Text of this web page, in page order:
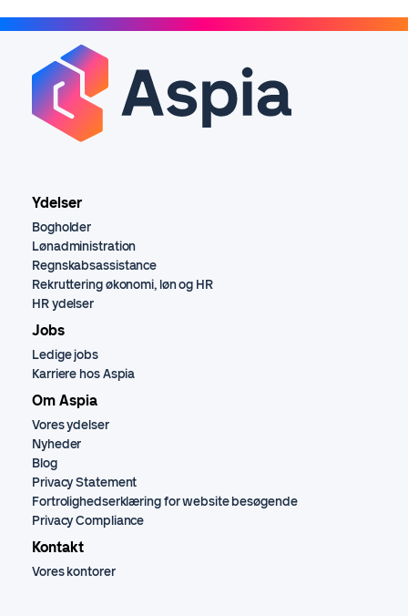
Ydelser
Bogholder
Lønadministration
Regnskabsassistance
Rekruttering økonomi, løn og HR
HR ydelser
Jobs
Ledige jobs
Karriere hos Aspia
Om Aspia
Vores ydelser
Nyheder
Blog
Privacy Statement
Fortrolighedserklæring for website besøgende
Privacy Compliance
Kontakt
Vores kontorer